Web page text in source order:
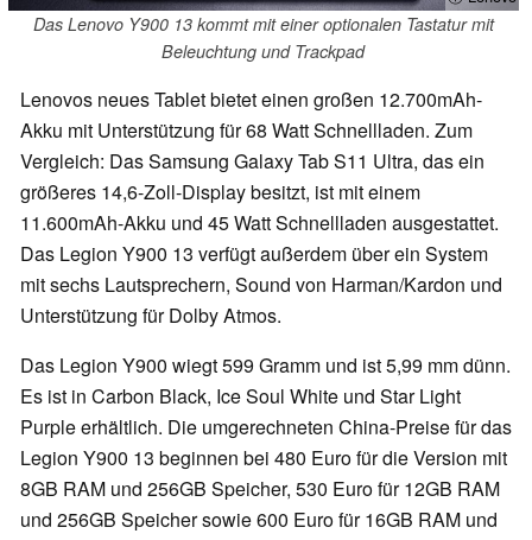
Das Lenovo Y900 13 kommt mit einer optionalen Tastatur mit
Beleuchtung und Trackpad
Lenovos neues Tablet bietet einen großen 12.700mAh-
Akku mit Unterstützung für 68 Watt Schnellladen. Zum
Vergleich: Das Samsung Galaxy Tab S11 Ultra, das ein
größeres 14,6-Zoll-Display besitzt, ist mit einem
11.600mAh-Akku und 45 Watt Schnellladen ausgestattet.
Das Legion Y900 13 verfügt außerdem über ein System
mit sechs Lautsprechern, Sound von Harman/Kardon und
Unterstützung für Dolby Atmos.
Das Legion Y900 wiegt 599 Gramm und ist 5,99 mm dünn.
Es ist in Carbon Black, Ice Soul White und Star Light
Purple erhältlich. Die umgerechneten China-Preise für das
Legion Y900 13 beginnen bei 480 Euro für die Version mit
8GB RAM und 256GB Speicher, 530 Euro für 12GB RAM
und 256GB Speicher sowie 600 Euro für 16GB RAM und